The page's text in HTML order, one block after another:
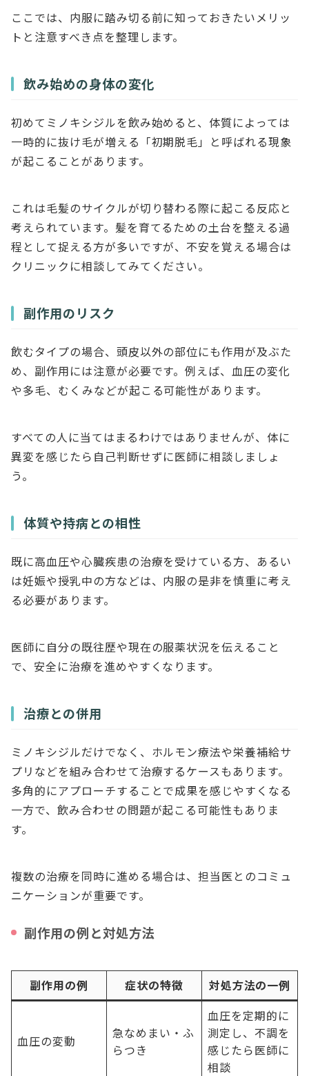
ここでは、内服に踏み切る前に知っておきたいメリッ
トと注意すべき点を整理します。
飲み始めの身体の変化
初めてミノキシジルを飲み始めると、体質によっては
一時的に抜け毛が増える「初期脱毛」と呼ばれる現象
が起こることがあります。
これは毛髪のサイクルが切り替わる際に起こる反応と
考えられています。髪を育てるための土台を整える過
程として捉える方が多いですが、不安を覚える場合は
クリニックに相談してみてください。
副作用のリスク
飲むタイプの場合、頭皮以外の部位にも作用が及ぶた
め、副作用には注意が必要です。例えば、血圧の変化
や多毛、むくみなどが起こる可能性があります。
すべての人に当てはまるわけではありませんが、体に
異変を感じたら自己判断せずに医師に相談しましょ
う。
体質や持病との相性
既に高血圧や心臓疾患の治療を受けている方、あるい
は妊娠や授乳中の方などは、内服の是非を慎重に考え
る必要があります。
医師に自分の既往歴や現在の服薬状況を伝えること
で、安全に治療を進めやすくなります。
治療との併用
ミノキシジルだけでなく、ホルモン療法や栄養補給サ
プリなどを組み合わせて治療するケースもあります。
多角的にアプローチすることで成果を感じやすくなる
一方で、飲み合わせの問題が起こる可能性もありま
す。
複数の治療を同時に進める場合は、担当医とのコミュ
ニケーションが重要です。
副作用の例と対処方法
副作用の例 症状の特徴 対処方法の一例
血圧の変動
急なめまい・ふ
らつき
血圧を定期的に
測定し、不調を
感じたら医師に
相談